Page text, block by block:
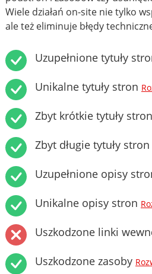
Wiele działań on-site nie tylko
ale też eliminuje błędy
Uzupełnione tytuły
Unikalne tytuły stron
Zbyt krótkie tytuły stron
Zbyt długie tytuły stron
Uzupełnione opisy
Unikalne opisy stron
Uszkodzone linki
Uszkodzone zasoby